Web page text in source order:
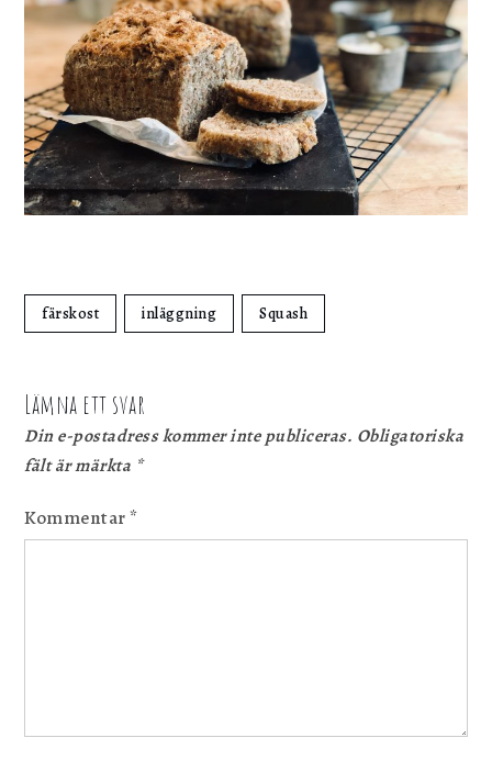
färskost inläggning Squash
Lämna ett svar
Din e-postadress kommer inte publiceras. Obligatoriska
fält är märkta *
Kommentar*